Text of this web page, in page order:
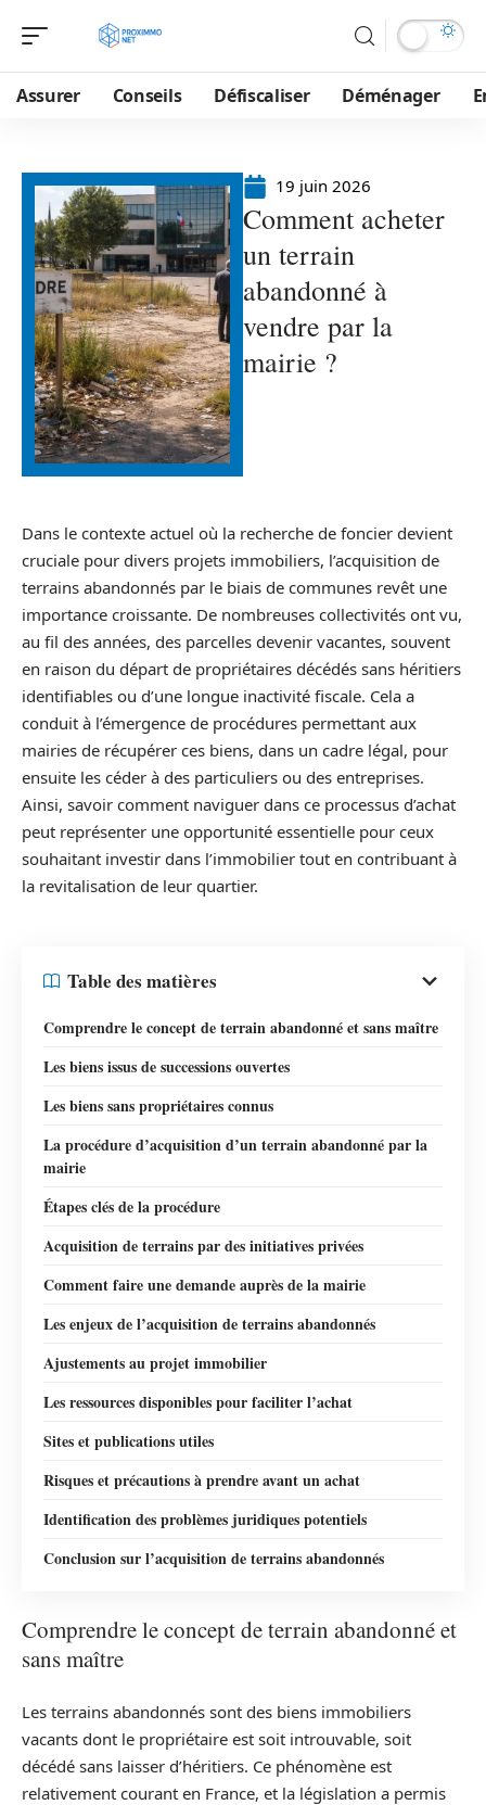
Assurer Conseils Défiscaliser Déménager
19 juin 2026
Comment acheter
un terrain
abandonné à
vendre par la
mairie ?
Dans le contexte actuel où la recherche de foncier devient
cruciale pour divers projets immobiliers, l’acquisition de
terrains abandonnés par le biais de communes revêt une
importance croissante. De nombreuses collectivités ont vu,
au fil des années, des parcelles devenir vacantes, souvent
en raison du départ de propriétaires décédés sans héritiers
identifiables ou d’une longue inactivité fiscale. Cela a
conduit à l’émergence de procédures permettant aux
mairies de récupérer ces biens, dans un cadre légal, pour
ensuite les céder à des particuliers ou des entreprises.
Ainsi, savoir comment naviguer dans ce processus d’achat
peut représenter une opportunité essentielle pour ceux
souhaitant investir dans l’immobilier tout en contribuant à
la revitalisation de leur quartier.
Table des matières
Comprendre le concept de terrain abandonné et sans maître
Les biens issus de successions ouvertes
Les biens sans propriétaires connus
La procédure d’acquisition d’un terrain abandonné par la
mairie
Étapes clés de la procédure
Acquisition de terrains par des initiatives privées
Comment faire une demande auprès de la mairie
Les enjeux de l’acquisition de terrains abandonnés
Ajustements au projet immobilier
Les ressources disponibles pour faciliter l’achat
Sites et publications utiles
Risques et précautions à prendre avant un achat
Identification des problèmes juridiques potentiels
Conclusion sur l’acquisition de terrains abandonnés
Comprendre le concept de terrain abandonné et
sans maître
Les terrains abandonnés sont des biens immobiliers
vacants dont le propriétaire est soit introuvable, soit
décédé sans laisser d’héritiers. Ce phénomène est
relativement courant en France, et la législation a permis